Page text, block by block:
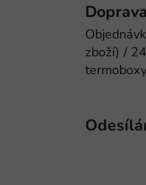
zboží) /